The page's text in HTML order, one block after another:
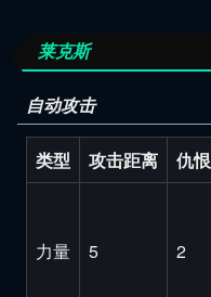
莱克斯
自动攻击
类型 攻击距离 仇恨
力量 5 2